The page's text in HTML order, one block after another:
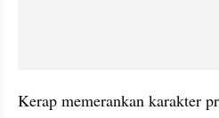
Kerap memerankan karakter